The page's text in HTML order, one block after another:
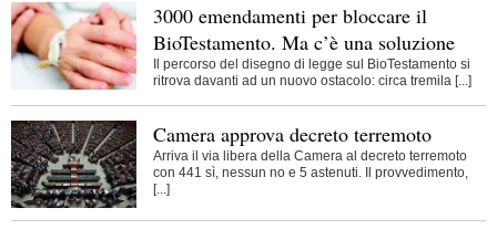
3000 emendamenti per bloccare il
BioTestamento. Ma c’è una soluzione
Il percorso del disegno di legge sul BioTestamento si
ritrova davanti ad un nuovo ostacolo: circa tremila [...]
Camera approva decreto terremoto
Arriva il via libera della Camera al decreto terremoto
con 441 sì, nessun no e 5 astenuti. Il provvedimento,
[...]